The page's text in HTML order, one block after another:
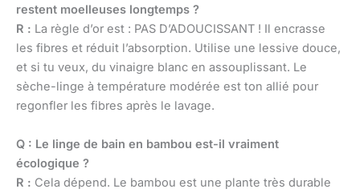
restent moelleuses longtemps ?
R : La règle d’or est : PAS D’ADOUCISSANT ! Il encrasse
les fibres et réduit l’absorption. Utilise une lessive douce,
et si tu veux, du vinaigre blanc en assouplissant. Le
sèche-linge à température modérée est ton allié pour
regonfler les fibres après le lavage.
Q : Le linge de bain en bambou est-il vraiment
écologique ?
R : Cela dépend. Le bambou est une plante très durable